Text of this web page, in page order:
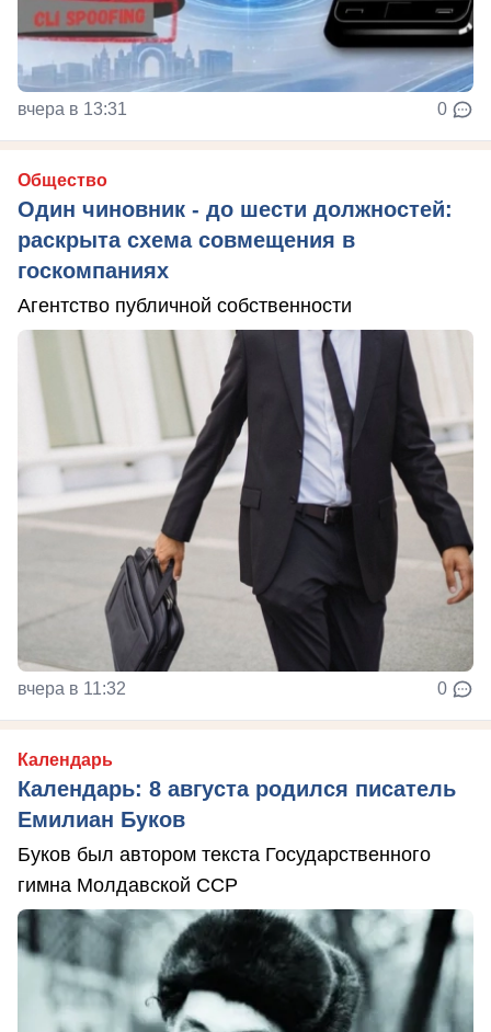
вчера в 13:31 0
Общество
Один чиновник - до шести должностей:
раскрыта схема совмещения в
госкомпаниях
Агентство публичной собственности
вчера в 11:32 0
Календарь
Календарь: 8 августа родился писатель
Емилиан Буков
Буков был автором текста Государственного
гимна Молдавской ССР